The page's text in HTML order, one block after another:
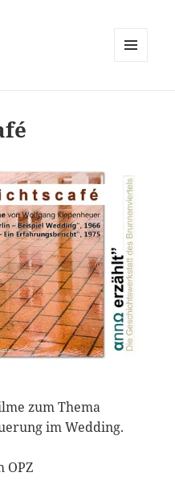
zum Thema
im Wedding.
OPZ